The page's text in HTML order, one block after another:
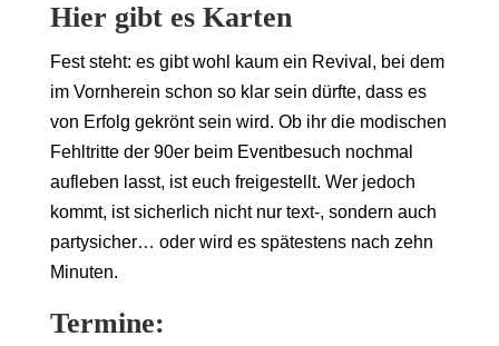
Hier gibt es Karten
Fest steht: es gibt wohl kaum ein Revival, bei dem
im Vornherein schon so klar sein dürfte, dass es
von Erfolg gekrönt sein wird. Ob ihr die modischen
Fehltritte der 90er beim Eventbesuch nochmal
aufleben lasst, ist euch freigestellt. Wer jedoch
kommt, ist sicherlich nicht nur text-, sondern auch
partysicher… oder wird es spätestens nach zehn
Minuten.
Termine: